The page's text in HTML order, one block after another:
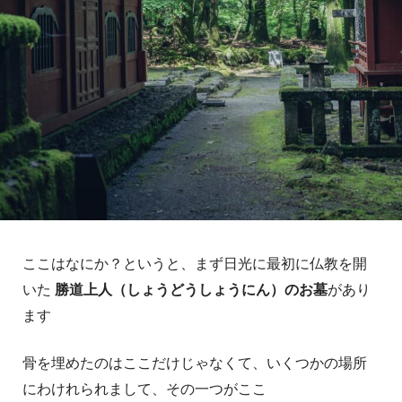
ここはなにか？というと、まず日光に最初に仏教を開
いた 勝道上人（しょうどうしょうにん）のお墓があり
ます
骨を埋めたのはここだけじゃなくて、いくつかの場所
にわけれられまして、その一つがここ